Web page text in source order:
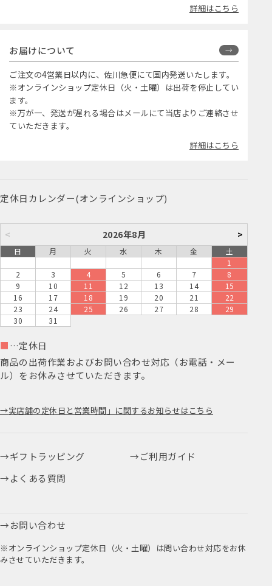
詳細はこちら
お届けについて
ご注文の4営業日以内に、佐川急便にて国内発送いたします。
※オンラインショップ定休日（火・土曜）は出荷を停止してい
ます。
※万が一、発送が遅れる場合はメールにて当店よりご連絡させ
ていただきます。
詳細はこちら
定休日カレンダー(オンラインショップ)
< 2026年8月 >
日 月 火 水 木 金
土
1
2
3 4 5 6 7
8
9
10 11 12 13 14
15
16
17 18 19 20 21
22
23
24 25 26 27 28
29
30
31
■ …定休日
商品の出荷作業およびお問い合わせ対応（お電話・メー
ル）をお休みさせていただきます。
実店舗の定休日と営業時間」に関するお知らせはこちら
ギフトラッピング
ご利用ガイド
よくある質問
お問い合わせ
※オンラインショップ定休日（火・土曜）は問い合わせ対応をお休
みさせていただきます。